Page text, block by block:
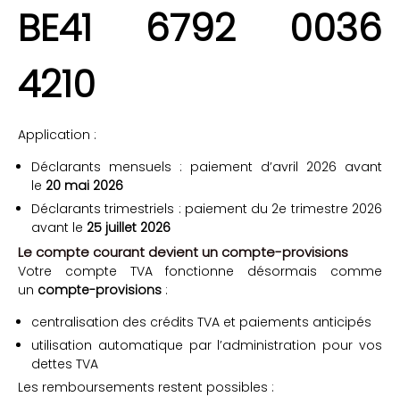
BE41 6792 0036
4210
Application :
Déclarants mensuels : paiement d’avril 2026 avant
le 20 mai 2026
Déclarants trimestriels : paiement du 2e trimestre 2026
avant le 25 juillet 2026
Le compte courant devient un compte-provisions
Votre compte TVA fonctionne désormais comme
un compte-provisions :
centralisation des crédits TVA et paiements anticipés
utilisation automatique par l’administration pour vos
dettes TVA
Les remboursements restent possibles :